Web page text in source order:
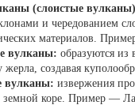
(слоистые
и чередованием
материалов.
вулканы: образуются из
жерла, создавая
вулканы: извержения
коре. Пример —